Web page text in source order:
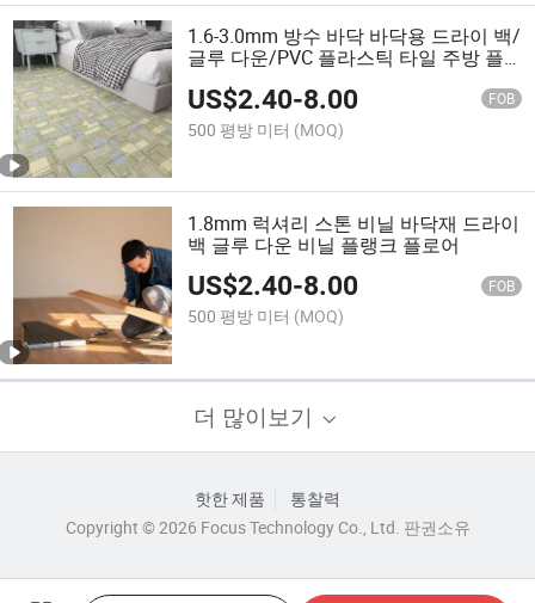
1.6-3.0mm 방수 바닥 바닥용 드라이 백/
글루 다운/PVC 플라스틱 타일 주방 플
US$2.40-8.00 FOB
500 평방 미터 (MOQ)
1.8mm 럭셔리 스톤 비닐 바닥재 드라이
백 글루 다운 비닐 플랭크 플로어
US$2.40-8.00 FOB
500 평방 미터 (MOQ)
더 많이보기
핫한 제품
통찰력
Copyright © 2026 Focus Technology Co., Ltd. 판권소유